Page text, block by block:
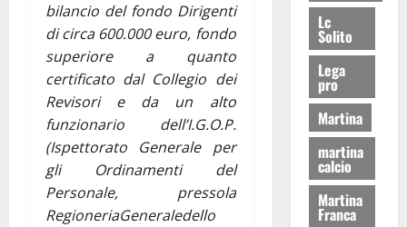
bilancio del fondo Dirigenti
di circa 600.000 euro, fondo
superiore a quanto
certificato dal Collegio dei
Revisori e da un alto
funzionario dell’I.G.O.P.
(Ispettorato Generale per
gli Ordinamenti del
Personale, pressola
RegioneriaGeneraledello
Lc
Solito
Lega
pro
Martina
martina
calcio
Martina
Franca